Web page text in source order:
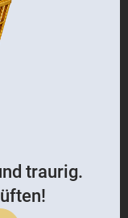
traurig.